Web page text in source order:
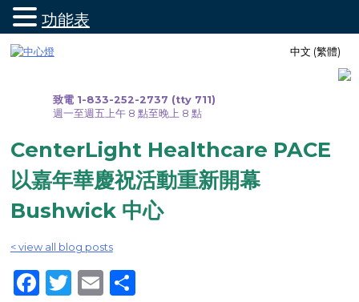
致電 1-833-252-2737 (tty 711)
週一至週五上午 8 點至晚上 8 點
中文 (繁體)
CenterLight Healthcare PACE
以嘉年華慶祝活動重新開幕
Bushwick 中心
< view all blog posts
Facebook
Twitter
EmailShare
功能表